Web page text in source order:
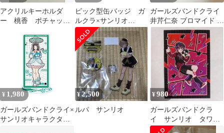
アクリルキーホルダ
ー 桃香 ポチャッ
ズバンドクライ
ピック型缶バッジ ガ
ルクラ×サンリオ
POPUP SHOP ガールズ
バンドクライ
ガールズバンドクライ
井芹仁奈 ブロマイド ポ
ストカード セット
¥ 1,980
ガールズバンドクライ×
サンリオキャラクター
¥2,500
ルパ サンリオ
¥980
ガールズバンドクラ
イ サンリオ タワレ
コ 特典ポストカー